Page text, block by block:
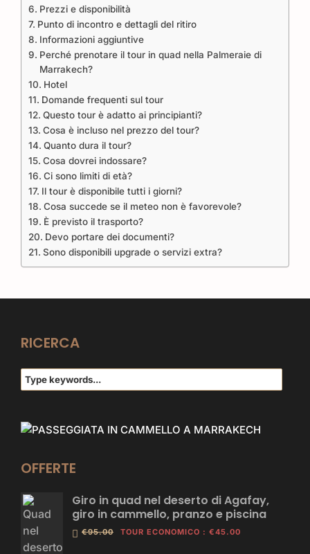
Prezzi e disponibilità
Punto di incontro e dettagli del ritiro
Informazioni aggiuntive
Perché prenotare il tour in quad nella Palmeraie di
Marrakech?
Hotel
Domande frequenti sul tour
Questo tour è adatto ai principianti?
Cosa è incluso nel prezzo del tour?
Quanto dura il tour?
Cosa dovrei indossare?
Ci sono limiti di età?
Il tour è disponibile tutti i giorni?
Cosa succede se il meteo non è favorevole?
È previsto il trasporto?
Devo portare dei documenti?
Sono disponibili upgrade o servizi extra?
RICERCA
OFFERTE
Giro in quad nel deserto di Agafay,
giro in cammello, pranzo e piscina
€95.00 TOUR ECONOMICO : €45.00